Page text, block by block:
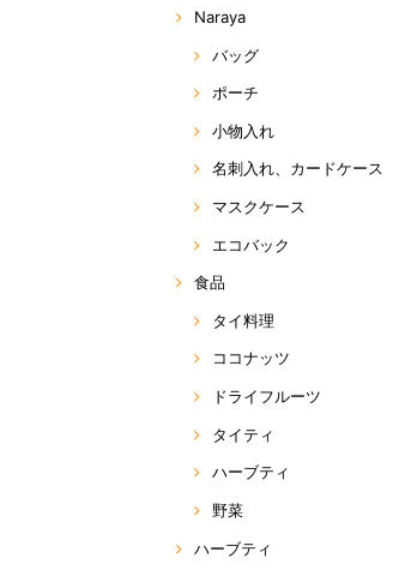
Naraya
バッグ
ポーチ
小物入れ
名刺入れ、カードケース
マスクケース
エコバック
食品
タイ料理
ココナッツ
ドライフルーツ
タイティ
ハーブティ
野菜
ハーブティ